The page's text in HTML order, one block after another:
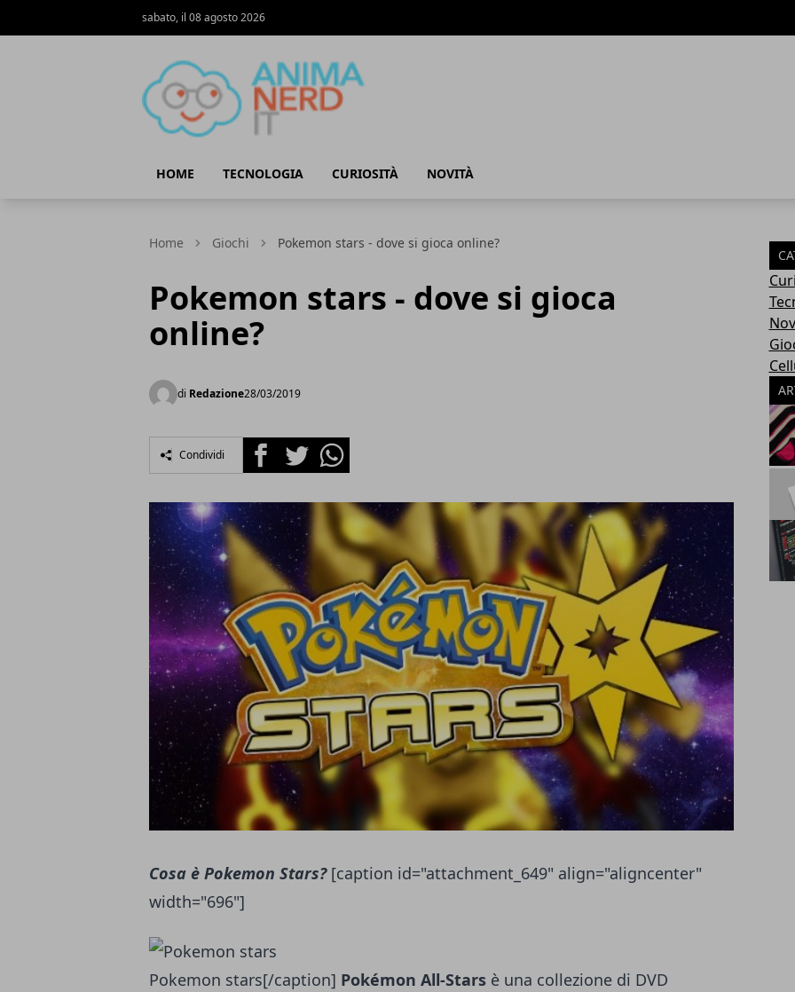
sabato, il 08 agosto 2026
HOME TECNOLOGIA CURIOSITÀ NOVITÀ
Home Giochi Pokemon stars - dove si gioca online?
Pokemon stars - dove si gioca
online?
di Redazione28/03/2019
Condividi FacebookTwitterWhatsapp
Cosa è Pokemon Stars?[caption id="attachment_649" align="aligncenter"
width="696"]
Pokemon stars[/caption] Pokémon All-Stars è una collezione di DVD